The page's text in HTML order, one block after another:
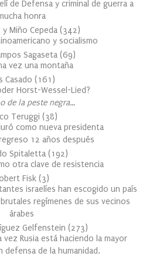
de Defensa y criminal de guerra a
honra
y Miño Cepeda (342)
y socialismo
Sagaseta (69)
vez una montaña
Casado (161 )
Horst-Wessel-Lied?
de la peste negra…
Teruggi (38)
como nueva presidenta
12 años después
Spitaletta (192)
otra clave de resistencia
Fisk (3)
israelíes han escogido un país
regímenes de sus vecinos
árabes
Gelfenstein (273)
Rusia está haciendo la mayor
defensa de la humanidad.